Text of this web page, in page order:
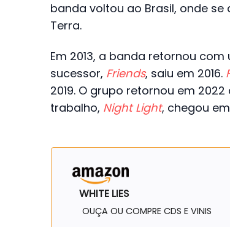
banda voltou ao Brasil, onde
Terra.
Em 2013, a banda retornou
sucessor, Friends, saiu em 2016.
2019. O grupo retornou em 2022
trabalho, Night Light, chegou
WHITE LIES
OUÇA OU COMPRE CDS E VINIS